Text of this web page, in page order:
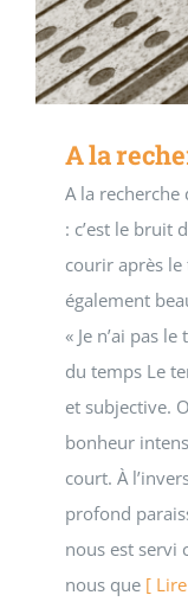
A la
A la
: c’est le bruit
courir après
également
« Je n’ai pas
du temps Le
et subjective.
bonheur
court. À
profond
nous est servi
nous que [